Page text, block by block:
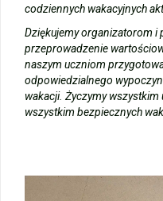
codziennych wakacyjnych
Dziękujemy organizatorom i
przeprowadzenie
naszym uczniom
odpowiedzialnego
wakacji. Życzymy wszystkim
wszystkim bezpiecznych